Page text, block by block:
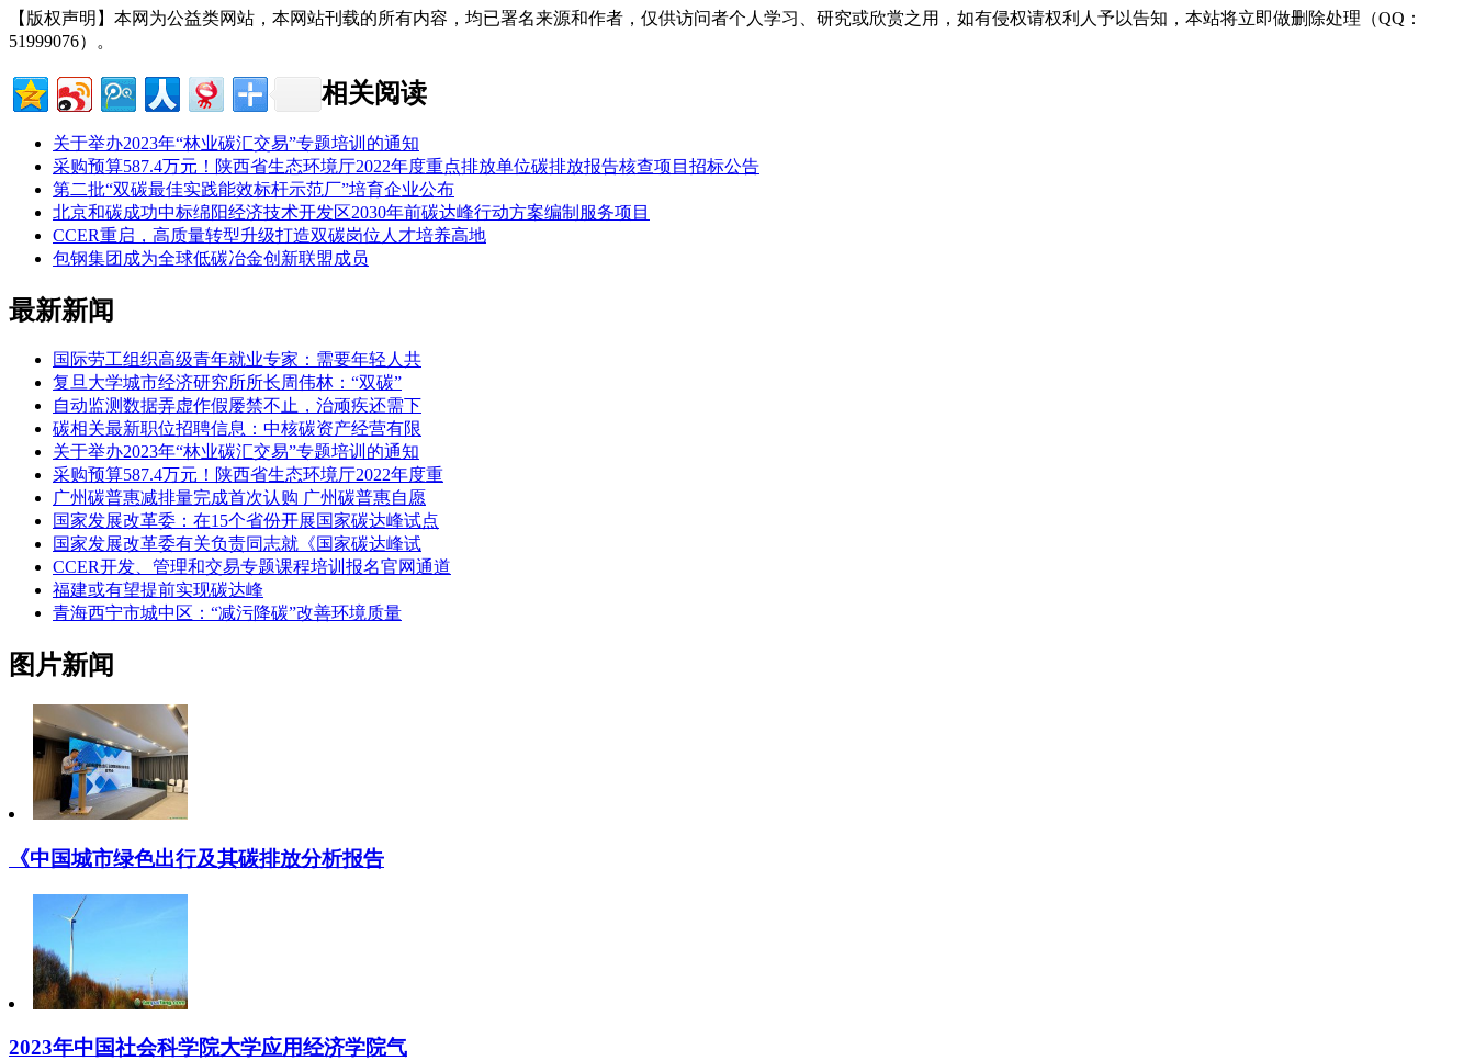
【版权声明】本网为公益类网站，本网站刊载的所有内容，均已署名来源和作者，仅供访问者个人学习、研究或欣赏之用，如有侵权请权利人予以告知，本站将立即做删除处理（QQ：
51999076）。
相关阅读
关于举办2023年“林业碳汇交易”专题培训的通知
采购预算587.4万元！陕西省生态环境厅2022年度重点排放单位碳排放报告核查项目招标公告
第二批“双碳最佳实践能效标杆示范厂”培育企业公布
北京和碳成功中标绵阳经济技术开发区2030年前碳达峰行动方案编制服务项目
CCER重启，高质量转型升级打造双碳岗位人才培养高地
包钢集团成为全球低碳冶金创新联盟成员
最新新闻
国际劳工组织高级青年就业专家：需要年轻人共
复旦大学城市经济研究所所长周伟林：“双碳”
自动监测数据弄虚作假屡禁不止，治顽疾还需下
碳相关最新职位招聘信息：中核碳资产经营有限
关于举办2023年“林业碳汇交易”专题培训的通知
采购预算587.4万元！陕西省生态环境厅2022年度重
广州碳普惠减排量完成首次认购 广州碳普惠自愿
国家发展改革委：在15个省份开展国家碳达峰试点
国家发展改革委有关负责同志就《国家碳达峰试
CCER开发、管理和交易专题课程培训报名官网通道
福建或有望提前实现碳达峰
青海西宁市城中区：“减污降碳”改善环境质量
图片新闻
《中国城市绿色出行及其碳排放分析报告
2023年中国社会科学院大学应用经济学院气